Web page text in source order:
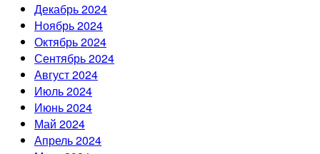
Декабрь 2024
Ноябрь 2024
Октябрь 2024
Сентябрь 2024
Август 2024
Июль 2024
Июнь 2024
Май 2024
Апрель 2024